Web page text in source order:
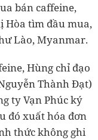
bán caffeine,
Hòa tìm đầu mua,
Lào, Myanmar.
Hùng chỉ đạo
Thành Đạt)
ty Vạn Phúc ký
đó xuất hóa đơn
thức không ghi